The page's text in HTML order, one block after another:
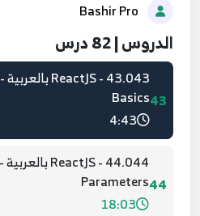
الدروس | 82 درس
42
Add User
3:29
43
Basics
4:43
44
Parameters
18:03